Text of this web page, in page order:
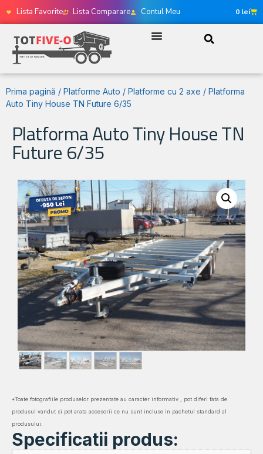
Lista Favorite Lista Comparare Contul Meu 0 lei
Prima pagină / Platforme Auto / Platforme cu 2 axe / Platforma
Auto Tiny House TN Future 6/35
Platforma Auto Tiny House TN
Future 6/35
*Toate fotografiile produselor prezentate au caracter informativ , pot diferi fata de
produsul vandut si pot arata accesorii ce nu sunt incluse in pachetul standard al
produsului.
Specificatii produs: